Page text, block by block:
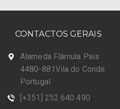
CONTACTOS GERAIS
Alameda Flâmula Pais
4480-881Vila do Conde
Portugal
[+351] 252 640 490